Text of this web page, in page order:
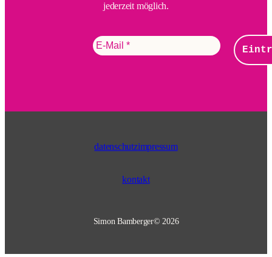
jederzeit möglich.
datenschutzimpressum
kontakt
Simon Bamberger© 2026